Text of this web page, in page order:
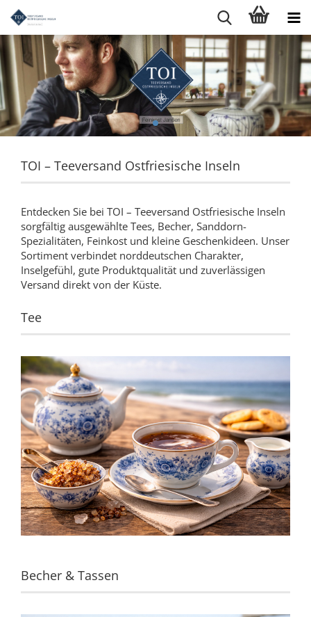
TOI – Teeversand Ostfriesische Inseln
Entdecken Sie bei TOI – Teeversand Ostfriesische Inseln
sorgfältig ausgewählte Tees, Becher, Sanddorn-
Spezialitäten, Feinkost und kleine Geschenkideen. Unser
Sortiment verbindet norddeutschen Charakter,
Inselgefühl, gute Produktqualität und zuverlässigen
Versand direkt von der Küste.
Tee
Becher & Tassen